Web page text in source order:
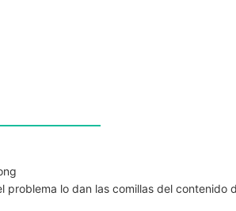
problema lo dan las comillas del contenido